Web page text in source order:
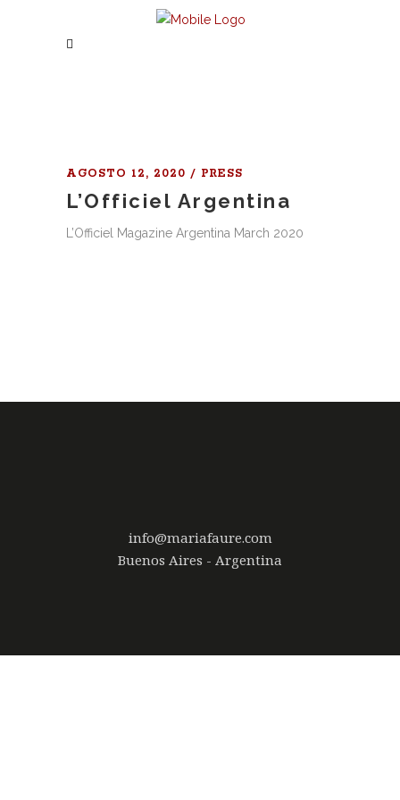
AGOSTO 12, 2020 PRESS
L’Officiel Argentina
L’Officiel Magazine Argentina March 2020
info@mariafaure.com
Buenos Aires - Argentina